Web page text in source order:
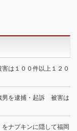
は１００件以上１２０
男を逮捕・起訴 被害は
ナプキンに隠して福岡